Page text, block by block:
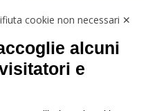
pacchi nelle
cookie non necessari ✕
alcuni
e